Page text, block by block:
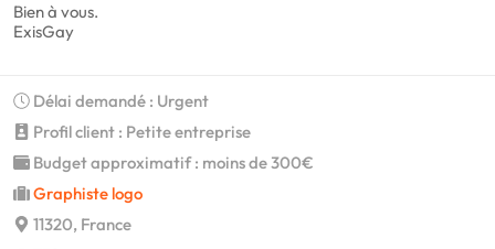
Bien à vous.
ExisGay
Délai demandé : Urgent
Profil client : Petite entreprise
Budget approximatif : moins de 300€
Graphiste logo
11320, France